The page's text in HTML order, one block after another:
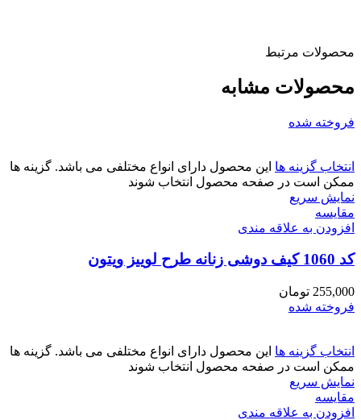
محصولات مرتبط
محصولات مشابه
فروخته شده
انتخاب گزینه ها این محصول دارای انواع مختلفی می باشد. گزینه ها
ممکن است در صفحه محصول انتخاب شوند
نمایش سریع
مقايسه
افزودن به علاقه مندی
کد 1060 کیف دوشی زنانه طرح لوییز ویتون
255,000 تومان
فروخته شده
انتخاب گزینه ها این محصول دارای انواع مختلفی می باشد. گزینه ها
ممکن است در صفحه محصول انتخاب شوند
نمایش سریع
مقايسه
افزودن به علاقه مندی